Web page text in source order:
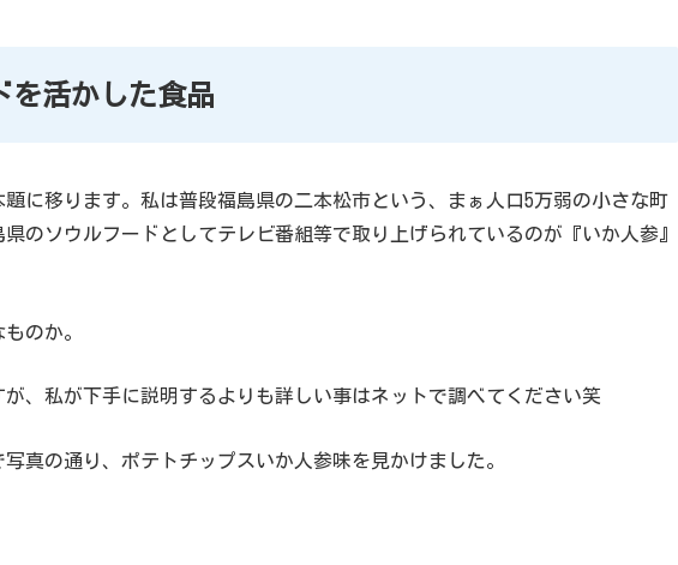
を活かした食品
に移ります。私は普段福島県の二本松市という、まぁ人口5万弱の小さな町
のソウルフードとしてテレビ番組等で取り上げられているのが『いか人参』
のか。
、私が下手に説明するよりも詳しい事はネットで調べてください笑
真の通り、ポテトチップスいか人参味を見かけました。